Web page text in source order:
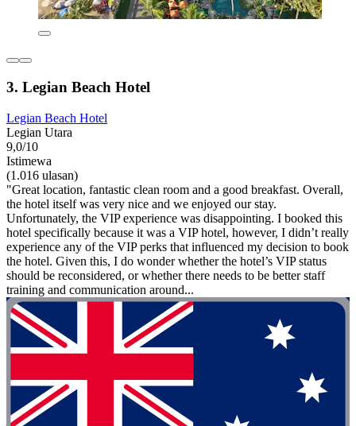
3. Legian Beach Hotel
Legian Beach Hotel
Legian Utara
9,0/10
Istimewa
(1.016 ulasan)
"Great location, fantastic clean room and a good breakfast. Overall,
the hotel itself was very nice and we enjoyed our stay.
Unfortunately, the VIP experience was disappointing. I booked this
hotel specifically because it was a VIP hotel, however, I didn’t really
experience any of the VIP perks that influenced my decision to book
the hotel. Given this, I do wonder whether the hotel’s VIP status
should be reconsidered, or whether there needs to be better staff
training and communication around...